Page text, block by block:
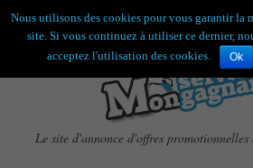
Bienvenue,visiteur ![
Le site d'annonce d'offres promotionnelles
Nous utilisons des cookies pour vous garantir la
site. Si vous continuez à utiliser ce dernier,
acceptez l'utilisation des cookies.
Ok